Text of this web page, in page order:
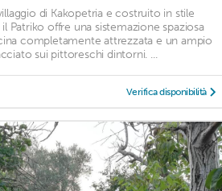
di Kakopetria e costruito in stile
Patriko offre una sistemazione spaziosa
completamente attrezzata e un ampio
sui pittoreschi dintorni. ...
Verifica disponibilità